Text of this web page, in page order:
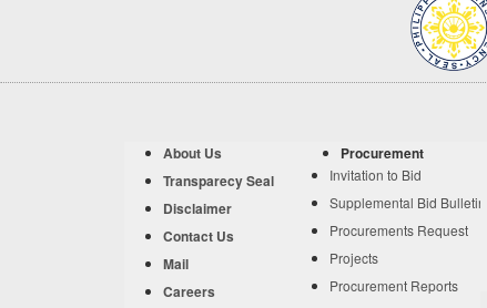
About Us
Transparecy Seal
Disclaimer
Contact Us
Mail
Careers
Procurement
Invitation to Bid
Supplemental Bid Bulletin
Procurements Request
Projects
Procurement Reports